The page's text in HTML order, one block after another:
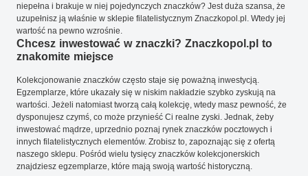
niepełna i brakuje w niej pojedynczych znaczków? Jest duża szansa, że
uzupełnisz ją właśnie w sklepie filatelistycznym Znaczkopol.pl. Wtedy jej
wartość na pewno wzrośnie.
Chcesz inwestować w znaczki? Znaczkopol.pl to
znakomite miejsce
Kolekcjonowanie znaczków często staje się poważną inwestycją.
Egzemplarze, które ukazały się w niskim nakładzie szybko zyskują na
wartości. Jeżeli natomiast tworzą całą kolekcję, wtedy masz pewność, że
dysponujesz czymś, co może przynieść Ci realne zyski. Jednak, żeby
inwestować mądrze, uprzednio poznaj rynek znaczków pocztowych i
innych filatelistycznych elementów. Zrobisz to, zapoznając się z ofertą
naszego sklepu. Pośród wielu tysięcy znaczków kolekcjonerskich
znajdziesz egzemplarze, które mają swoją wartość historyczną.